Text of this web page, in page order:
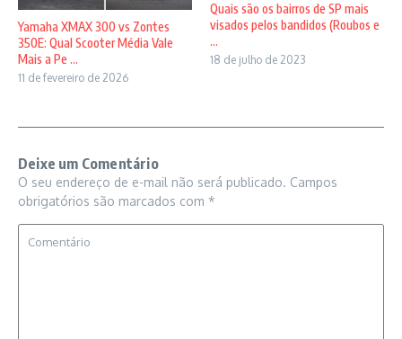
Yamaha XMAX 300 vs Zontes
350E: Qual Scooter Média Vale
Mais a Pe ...
11 de fevereiro de 2026
Quais são os bairros de SP mais
visados pelos bandidos (Roubos e
...
18 de julho de 2023
Deixe um Comentário
O seu endereço de e-mail não será publicado. Campos
obrigatórios são marcados com *